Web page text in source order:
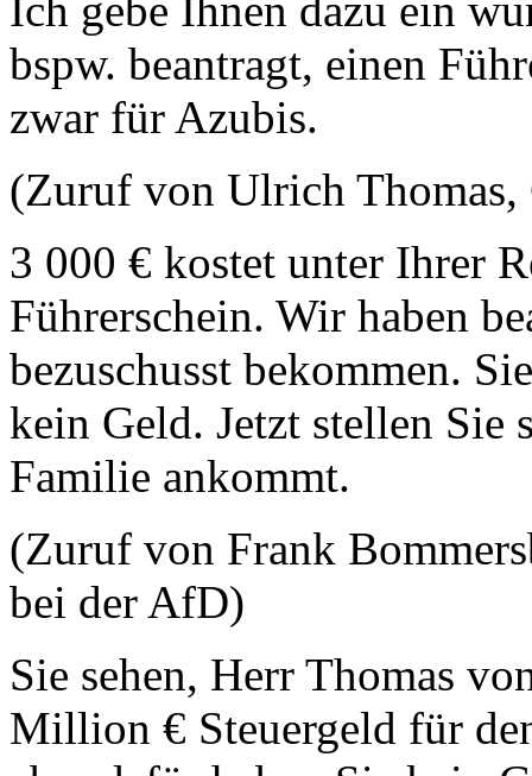
bspw. beantragt, einen
zwar für Azubis.
(Zuruf von Ulrich
3 000 € kostet unter Ihrer
Führerschein. Wir haben
bezuschusst bekommen.
kein Geld. Jetzt stellen Sie
Familie ankommt.
(Zuruf von Frank
bei der AfD)
Sie sehen, Herr Thomas
Million € Steuergeld für